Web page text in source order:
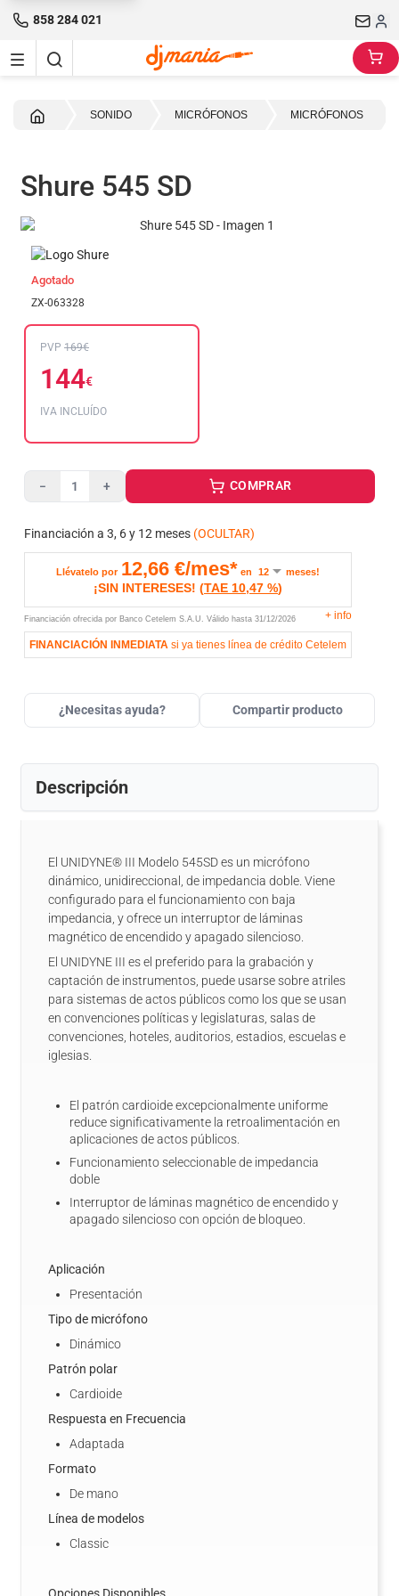
858 284 021
SONIDO MICRÓFONOS MICRÓFONOS
Shure 545 SD
Agotado
ZX-063328
PVP 169€
144€
IVA INCLUÍDO
− + COMPRAR
Financiación a 3, 6 y 12 meses (OCULTAR)
Llévatelo por 12,66 €/mes* en meses!
¡SIN INTERESES! (TAE 10,47 %)
Financiación ofrecida por Banco Cetelem S.A.U. Válido hasta 31/12/2026 + info
FINANCIACIÓN INMEDIATA si ya tienes línea de crédito Cetelem
¿Necesitas ayuda? Compartir producto
Descripción
El UNIDYNE® III Modelo 545SD es un micrófono
dinámico, unidireccional, de impedancia doble. Viene
configurado para el funcionamiento con baja
impedancia, y ofrece un interruptor de láminas
magnético de encendido y apagado silencioso.
El UNIDYNE III es el preferido para la grabación y
captación de instrumentos, puede usarse sobre atriles
para sistemas de actos públicos como los que se usan
en convenciones políticas y legislaturas, salas de
convenciones, hoteles, auditorios, estadios, escuelas e
iglesias.
El patrón cardioide excepcionalmente uniforme
reduce significativamente la retroalimentación en
aplicaciones de actos públicos.
Funcionamiento seleccionable de impedancia
doble
Interruptor de láminas magnético de encendido y
apagado silencioso con opción de bloqueo.
Aplicación
Presentación
Tipo de micrófono
Dinámico
Patrón polar
Cardioide
Respuesta en Frecuencia
Adaptada
Formato
De mano
Línea de modelos
Classic